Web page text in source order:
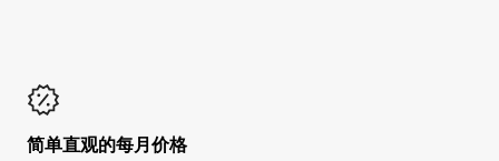
简单直观的每月价格